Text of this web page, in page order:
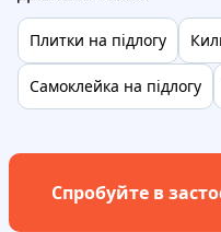
Плитки на підлогу
Самоклейка на підлогу
Спробуйте в